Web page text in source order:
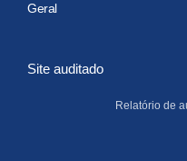
Geral
Site auditado
Relatório de